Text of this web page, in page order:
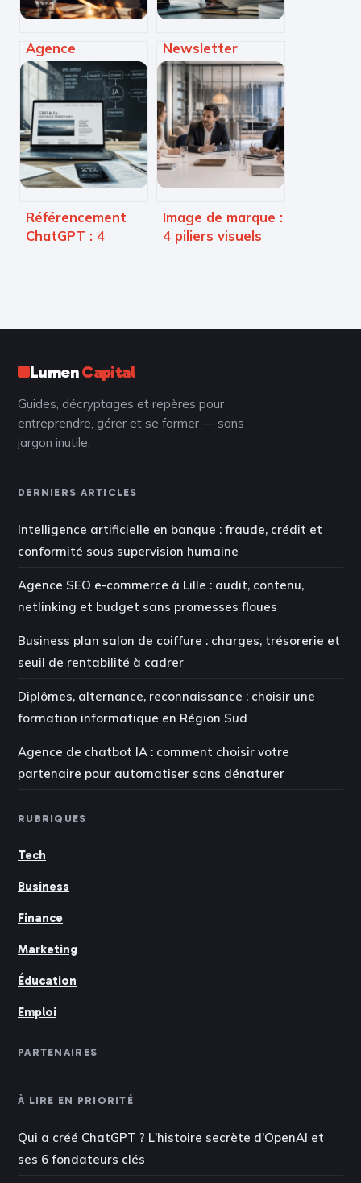
Agence
transformation
digitale à Paris : 4
leviers pour
sécuriser votre
croissance et
moderniser vos
processus
Newsletter
innovation : 10
articles
sélectionnés pour
maîtriser votre
veille
technologique
Référencement
ChatGPT : 4
l’IA
Image de marque :
4 piliers visuels
LumenCapital
Guides, décryptages et repères pour
entreprendre, gérer et se former — sans
jargon inutile.
DERNIERS ARTICLES
Intelligence artificielle en banque : fraude, crédit et
conformité sous supervision humaine
Agence SEO e-commerce à Lille : audit, contenu,
netlinking et budget sans promesses floues
Business plan salon de coiffure : charges, trésorerie et
seuil de rentabilité à cadrer
Diplômes, alternance, reconnaissance : choisir une
formation informatique en Région Sud
Agence de chatbot IA : comment choisir votre
partenaire pour automatiser sans dénaturer
RUBRIQUES
Tech
Business
Finance
Marketing
Éducation
Emploi
PARTENAIRES
À LIRE EN PRIORITÉ
Qui a créé ChatGPT ? L'histoire secrète d'OpenAI et
ses 6 fondateurs clés